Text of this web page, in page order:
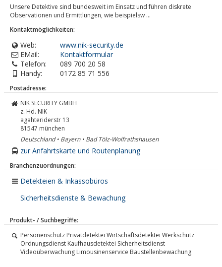
Unsere Detektive sind bundesweit im Einsatz und führen diskrete
Observationen und Ermittlungen, wie beispielsw ...
Kontaktmöglichkeiten:
Web:
www.nik-security.de
EMail:
Kontaktformular
Telefon:
089 700 20 58
Handy:
0172 85 71 556
Postadresse:
NIK SECURITY GMBH
z. Hd. NIK
agahteriderstr 13
81547 münchen
Deutschland • Bayern • Bad Tölz-Wolfrathshausen
zur Anfahrtskarte und Routenplanung
Branchenzuordnungen:
Detekteien & Inkassobüros
Sicherheitsdienste & Bewachung
Produkt- / Suchbegriffe:
Personenschutz Privatdetektei Wirtschaftsdetektei Werkschutz
Ordnungsdienst Kaufhausdetektei Sicherheitsdienst
Videoüberwachung Limousinenservice Baustellenbewachung